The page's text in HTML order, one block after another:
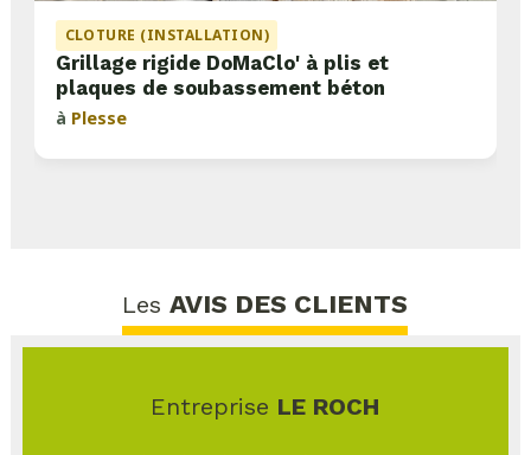
CLOTURE (INSTALLATION)
Grillage rigide DoMaClo' à plis et
plaques de soubassement béton
à Plesse
LesAVIS DES CLIENTS
Entreprise LE ROCH